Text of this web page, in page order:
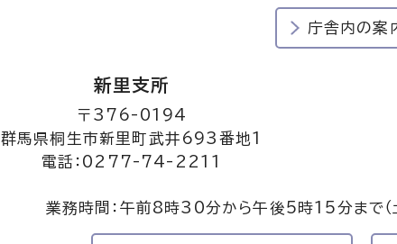
庁舎内の案
新里支所
〒376-0194
群馬県桐生市新里町武井693番地1
電話：0277-74-2211
業務時間：午前8時30分から午後5時15分まで